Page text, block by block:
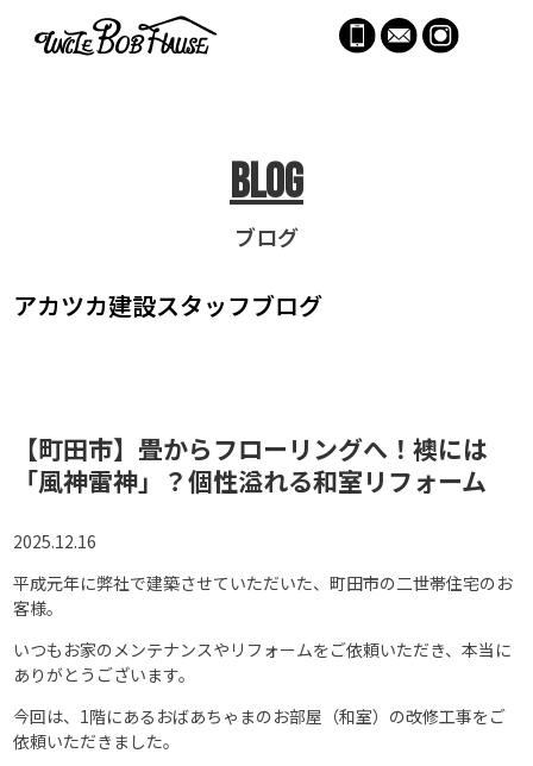
Blog
ブログ
アカツカ建設スタッフブログ
【町田市】畳からフローリングへ！襖には
「風神雷神」？個性溢れる和室リフォーム
2025.12.16
平成元年に弊社で建築させていただいた、町田市の二世帯住宅のお
客様。
いつもお家のメンテナンスやリフォームをご依頼いただき、本当に
ありがとうございます。
今回は、1階にあるおばあちゃまのお部屋（和室）の改修工事をご
依頼いただきました。